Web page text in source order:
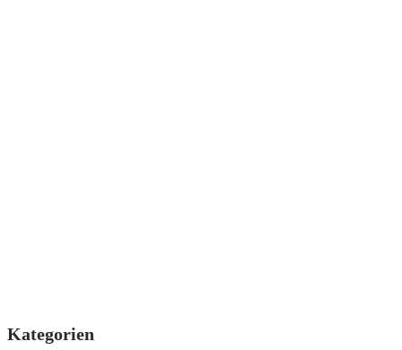
Kategorien